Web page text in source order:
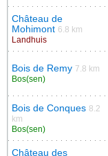
Château de
Mohimont 6.8 km
Landhuis
Bois de Remy 7.8 km
Bos(sen)
Bois de Conques 8.2
km
Bos(sen)
Château des